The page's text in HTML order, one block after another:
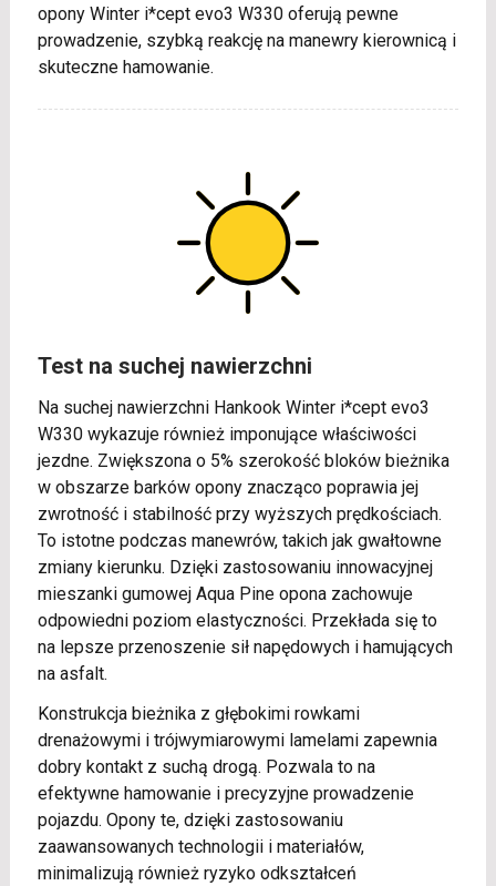
opony Winter i*cept evo3 W330 oferują pewne
prowadzenie, szybką reakcję na manewry kierownicą i
skuteczne hamowanie.
Test na suchej nawierzchni
Na suchej nawierzchni Hankook Winter i*cept evo3
W330 wykazuje również imponujące właściwości
jezdne. Zwiększona o 5% szerokość bloków bieżnika
w obszarze barków opony znacząco poprawia jej
zwrotność i stabilność przy wyższych prędkościach.
To istotne podczas manewrów, takich jak gwałtowne
zmiany kierunku. Dzięki zastosowaniu innowacyjnej
mieszanki gumowej Aqua Pine opona zachowuje
odpowiedni poziom elastyczności. Przekłada się to
na lepsze przenoszenie sił napędowych i hamujących
na asfalt.
Konstrukcja bieżnika z głębokimi rowkami
drenażowymi i trójwymiarowymi lamelami zapewnia
dobry kontakt z suchą drogą. Pozwala to na
efektywne hamowanie i precyzyjne prowadzenie
pojazdu. Opony te, dzięki zastosowaniu
zaawansowanych technologii i materiałów,
minimalizują również ryzyko odkształceń